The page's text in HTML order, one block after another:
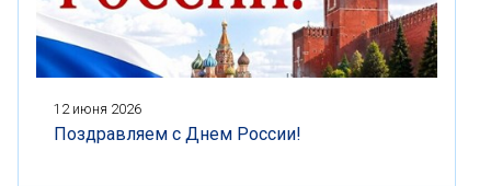
12 июня 2026
Поздравляем с Днем России!